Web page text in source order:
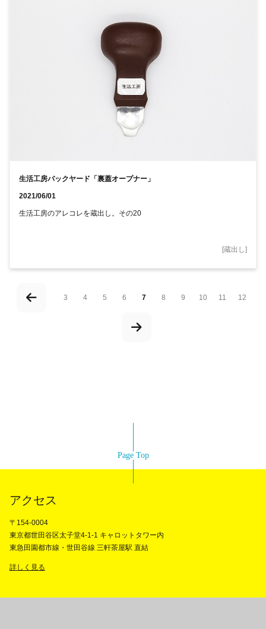
生活工房バックヤード「裏蓋オープナー」
2021/06/01
生活工房のアレコレを蔵出し。その20
[蔵出し]
3 4 5 6 7 8 9 10 11 12
Page Top
アクセス
〒154-0004
東京都世田谷区太子堂4-1-1 キャロットタワー内
東急田園都市線・世田谷線 三軒茶屋駅 直結
詳しく見る